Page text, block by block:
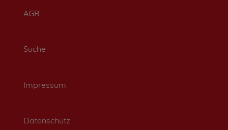
AGB
Suche
Impressum
Datenschutz